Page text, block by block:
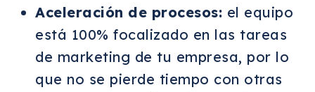
Aceleración de procesos: el equipo
está 100% focalizado en las tareas
de marketing de tu empresa, por lo
que no se pierde tiempo con otras